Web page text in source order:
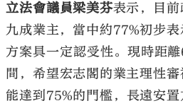
立法會議員梁美芬表示，目
九成業主，當中約77%初步
方案具一定認受性。現時距
間，希望宏志閣的業主理性
能達到75%的門檻，長遠安